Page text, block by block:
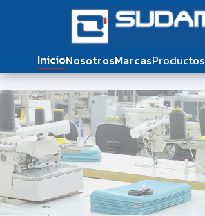
InicioNosotrosMarcasProductos